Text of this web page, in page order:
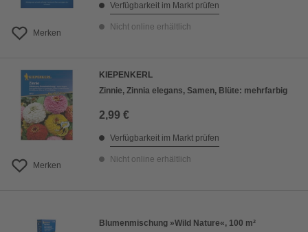
Merken
Verfügbarkeit im Markt prüfen
Nicht online erhältlich
Merken
KIEPENKERL
Zinnie, Zinnia elegans, Samen, Blüte: mehrfarbig
2,99 €
Verfügbarkeit im Markt prüfen
Nicht online erhältlich
Blumenmischung »Wild Nature«, 100 m²